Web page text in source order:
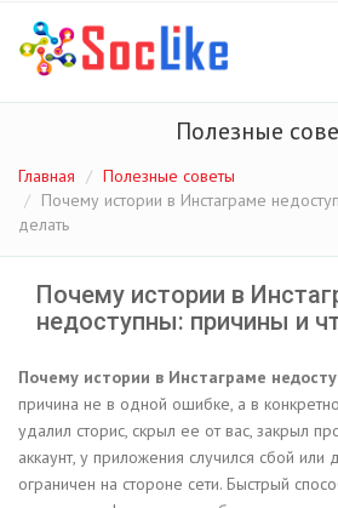
Полезные
Главная
Полезные советы
Почему истории в Инстаграме
делать
Почему истории в
недоступны: причины и
Почему истории в Инстаграме
причина не в одной ошибке, а в
удалил сторис, скрыл ее от вас, закрыл
аккаунт, у приложения случился сбой или
ограничен на стороне сети. Быстрый